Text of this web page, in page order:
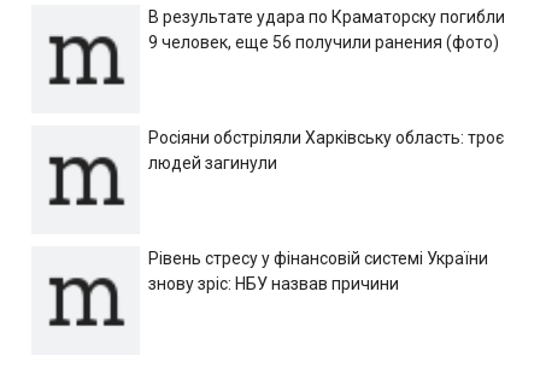
В результате удара по Краматорску погибли
9 человек, еще 56 получили ранения (фото)
Росіяни обстріляли Харківську область: троє
людей загинули
Рівень стресу у фінансовій системі України
знову зріс: НБУ назвав причини